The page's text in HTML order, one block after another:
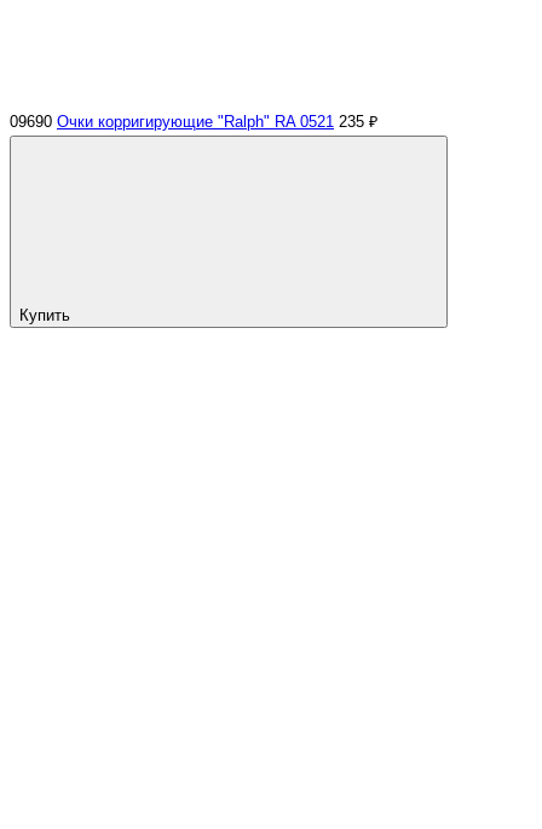
09690 Очки корригирующие "Ralph" RA 0521 235 ₽
Купить